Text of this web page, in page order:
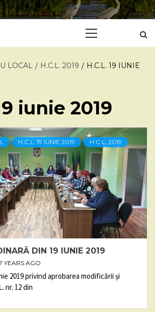
LOCAL H.C.L. 2019
H.C.L. 19 IUNIE
iunie 2019
H.C.L. 19 IUNIE 2019 H.C.L. 2019
DIN 19 IUNIE 2019
YEARS AGO
2019 privind aprobarea modificării și
nr. 12 din